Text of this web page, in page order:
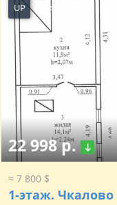
UP 2 часа назад
22 998 р.
≈ 7 800 $
1-этаж. Чкалово